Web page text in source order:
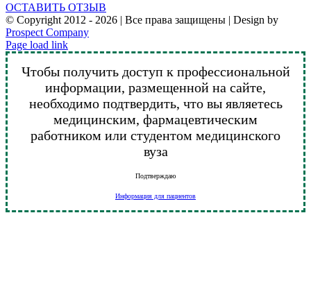
ОСТАВИТЬ ОТЗЫВ
© Copyright 2012 - 2026 | Все права защищены | Design by
Prospect Company
Vk
Telegram
YouTube
Email
Page load link
Чтобы получить доступ к профессиональной
информации, размещенной на сайте,
необходимо подтвердить, что вы являетесь
медицинским, фармацевтическим
работником или студентом медицинского
вуза
Подтверждаю
Информация для пациентов